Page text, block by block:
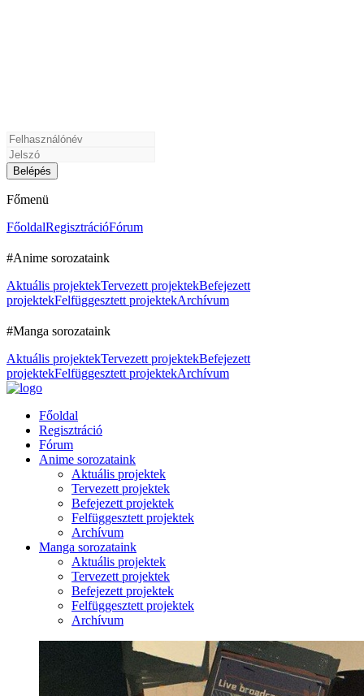
Főmenü
FőoldalRegisztrációFórum
#Anime sorozataink
Aktuális projektekTervezett projektekBefejezett
projektekFelfüggesztett projektekArchívum
#Manga sorozataink
Aktuális projektekTervezett projektekBefejezett
projektekFelfüggesztett projektekArchívum
Főoldal
Regisztráció
Fórum
Anime sorozataink
Aktuális projektek
Tervezett projektek
Befejezett projektek
Felfüggesztett projektek
Archívum
Manga sorozataink
Aktuális projektek
Tervezett projektek
Befejezett projektek
Felfüggesztett projektek
Archívum